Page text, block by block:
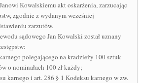
Kowalskiemu akt oskarżenia, zarzucając
zgodnie z wydanym wcześniej
zarzutów.
sądowego Jan Kowalski został uznany
polegającego na kradzieży 100 sztuk
o nominałach 100 zł każdy;
karnego i art. 286 § 1 Kodeksu karnego w zw.